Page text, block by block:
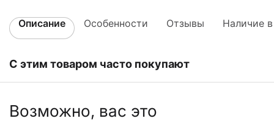
Описание Особенности Отзывы Наличие
С этим товаром часто покупают
Возможно, вас это